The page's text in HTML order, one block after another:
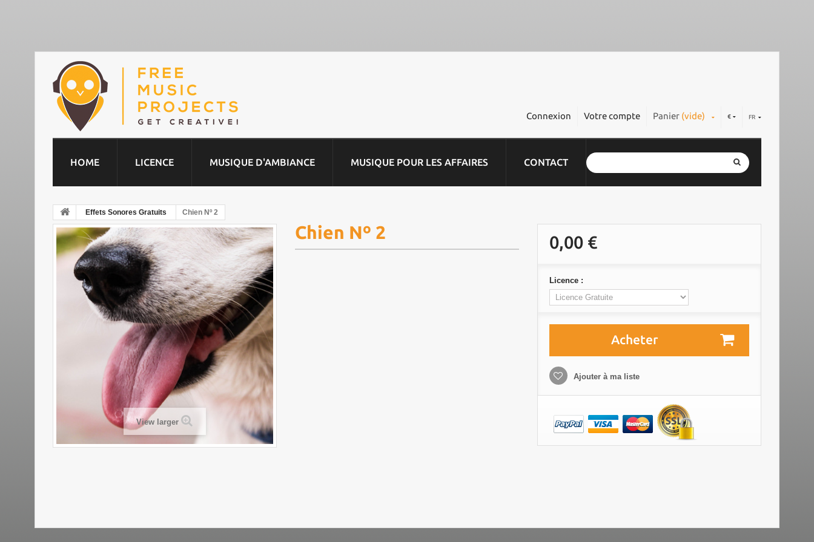
FR
€
Panier (vide)
Votre compte
Connexion
HOME LICENCE MUSIQUE D'AMBIANCE MUSIQUE POUR LES AFFAIRES CONTACT
Effets Sonores Gratuits Chien Nº 2
View larger
Chien Nº 2 0,00 €
Licence :
Acheter
Ajouter à ma liste